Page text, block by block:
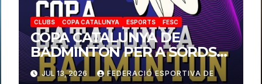
CLUBS COPA CATALUNYA ESPORTS FESC
COPA CATALUNYA DE
BADMINTON PER A SORDS
2026
JUL 13, 2026 FEDERACIÓ ESPORTIVA DE